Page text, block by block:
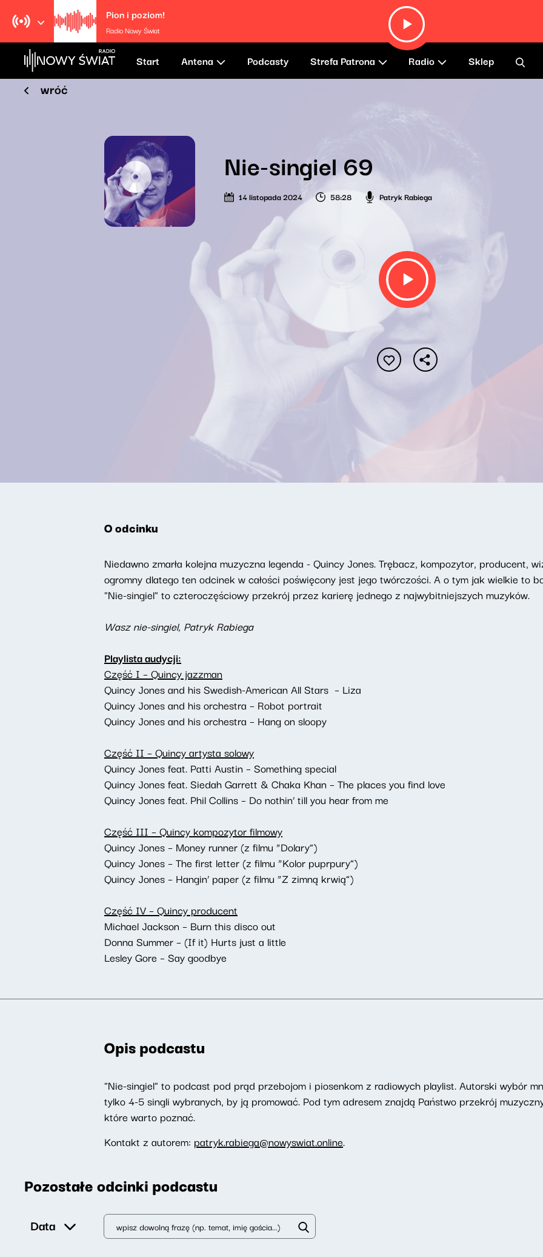
Pion i poziom!
Radio Nowy Świat
Start Antena Podcasty Strefa Patrona Radio Sklep
wróć
Nie-singiel 69
14 listopada 2024 58:28 Patryk Rabiega
O odcinku
Niedawno zmarła kolejna muzyczna legenda - Quincy Jones. Trębacz, kompozytor, producent,
ogromny dlatego ten odcinek w całości poświęcony jest jego twórczości. A o tym jak wielkie to
"Nie-singiel" to czteroczęściowy przekrój przez karierę jednego z najwybitniejszych muzyków.
Wasz nie-singiel, Patryk Rabiega
Playlista audycji:
Część I – Quincy jazzman
Quincy Jones and his Swedish-American All Stars – Liza
Quincy Jones and his orchestra – Robot portrait
Quincy Jones and his orchestra – Hang on sloopy
Część II – Quincy artysta solowy
Quincy Jones feat. Patti Austin – Something special
Quincy Jones feat. Siedah Garrett & Chaka Khan – The places you find love
Quincy Jones feat. Phil Collins – Do nothin’ till you hear from me
Część III – Quincy kompozytor filmowy
Quincy Jones – Money runner (z filmu “Dolary”)
Quincy Jones – The first letter (z filmu “Kolor puprpury”)
Quincy Jones – Hangin’ paper (z filmu “Z zimną krwią”)
Część IV – Quincy producent
Michael Jackson – Burn this disco out
Donna Summer – (If it) Hurts just a little
Lesley Gore – Say goodbye
Opis podcastu
"Nie-singiel" to podcast pod prąd przebojom i piosenkom z radiowych playlist. Autorski wybór
tylko 4-5 singli wybranych, by ją promować. Pod tym adresem znajdą Państwo przekrój
które warto poznać.
Kontakt z autorem: patryk.rabiega@nowyswiat.online.
Pozostałe odcinki podcastu
Data